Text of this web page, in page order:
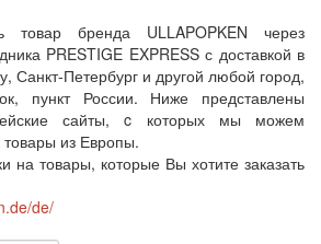
товар бренда ULLAPOPKEN через
PRESTIGE EXPRESS с доставкой в
Санкт-Петербург и другой любой город,
пункт России. Ниже представлены
сайты, c которых мы можем
товары из Европы.
на товары, которые Вы хотите заказать
de/